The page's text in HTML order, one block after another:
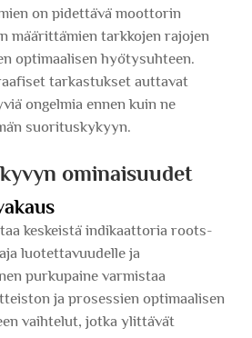
on pidettävä moottorin
määrittämien tarkkojen rajojen
optimaalisen hyötysuhteen.
tarkastukset auttavat
ongelmia ennen kuin ne
suorituskykyyn.
ominaisuudet
keskeistä indikaattoria roots-
luotettavuudelle ja
purkupaine varmistaa
ja prosessien optimaalisen
vaihtelut, jotka ylittävät